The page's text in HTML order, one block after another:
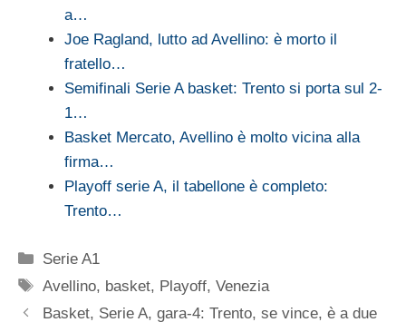
a…
Joe Ragland, lutto ad Avellino: è morto il
fratello…
Semifinali Serie A basket: Trento si porta sul 2-
1…
Basket Mercato, Avellino è molto vicina alla
firma…
Playoff serie A, il tabellone è completo:
Trento…
Categorie
Serie A1
Tag
Avellino, basket, Playoff,Venezia
Basket, Serie A, gara-4: Trento, se vince, è a due